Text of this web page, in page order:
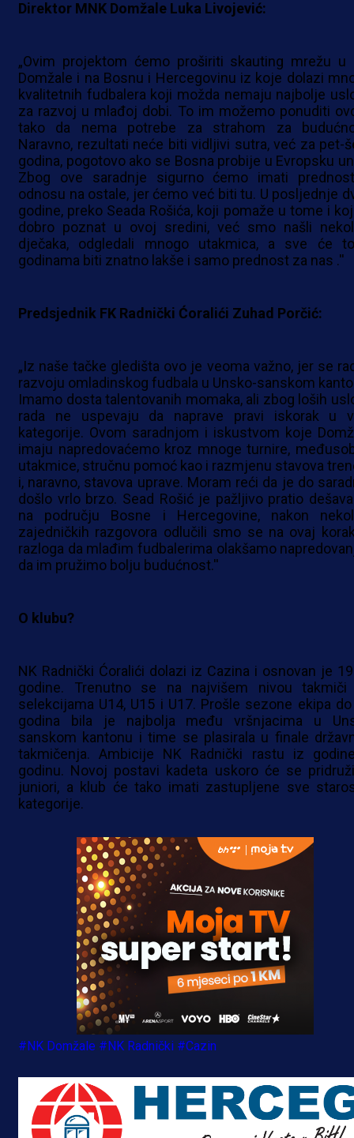
Direktor MNK Domžale Luka Livojević:
„Ovim projektom ćemo proširiti skauting mrežu u
Domžale i na Bosnu i Hercegovinu iz koje dolazi
kvalitetnih fudbalera koji možda nemaju najbolje
za razvoj u mlađoj dobi. To im možemo ponuditi
tako da nema potrebe za strahom za
Naravno, rezultati neće biti vidljivi sutra, već za pet-
godina, pogotovo ako se Bosna probije u Evropsku
Zbog ove saradnje sigurno ćemo imati
odnosu na ostale, jer ćemo već biti tu. U posljednje
godine, preko Seada Rošića, koji pomaže u tome i
dobro poznat u ovoj sredini, već smo našli
dječaka, odgledali mnogo utakmica, a sve će
godinama biti znatno lakše i samo prednost za nas .''
Predsjednik FK Radnički Ćoralići Zuhad Porčić:
„Iz naše tačke gledišta ovo je veoma važno, jer se
razvoju omladinskog fudbala u Unsko-sanskom
Imamo dosta talentovanih momaka, ali zbog loših
rada ne uspevaju da naprave pravi iskorak u
kategorije. Ovom saradnjom i iskustvom koje
imaju napredovaćemo kroz mnoge turnire,
utakmice, stručnu pomoć kao i razmjenu stavova
i, naravno, stavova uprave. Moram reći da je do
došlo vrlo brzo. Sead Rošić je pažljivo pratio
na području Bosne i Hercegovine, nakon
zajedničkih razgovora odlučili smo se na ovaj
razloga da mlađim fudbalerima olakšamo
da im pružimo bolju budućnost.''
O klubu?
NK Radnički Ćoralići dolazi iz Cazina i osnovan je
godine. Trenutno se na najvišem nivou takmiči
selekcijama U14, U15 i U17. Prošle sezone ekipa
godina bila je najbolja među vršnjacima u
sanskom kantonu i time se plasirala u finale
takmičenja. Ambicije NK Radnički rastu iz
godinu. Novoj postavi kadeta uskoro će se
juniori, a klub će tako imati zastupljene sve
kategorije.
#NK Domžale #NK Radnički #Cazin